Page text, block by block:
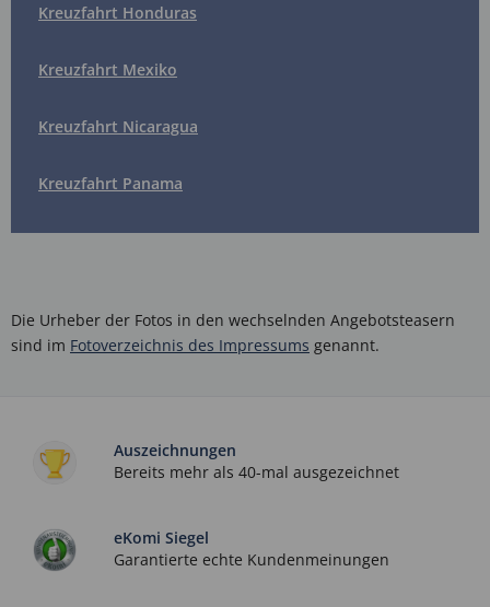
Kreuzfahrt Honduras
Kreuzfahrt Mexiko
Kreuzfahrt Nicaragua
Kreuzfahrt Panama
Die Urheber der Fotos in den wechselnden Angebotsteasern
sind im Fotoverzeichnis des Impressums genannt.
Auszeichnungen
Bereits mehr als 40-mal ausgezeichnet
eKomi Siegel
Garantierte echte Kundenmeinungen